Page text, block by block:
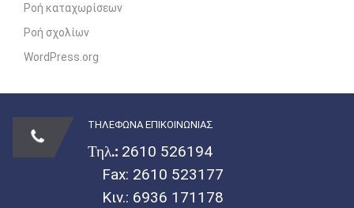
Ροή καταχωρίσεων
Ροή σχολίων
WordPress.org
ΤΗΛΕΦΩΝΑ ΕΠΙΚΟΙΝΩΝΙΑΣ
Τηλ.: 2610 526194
Fax: 2610 523177
Κιν.: 6936 171178